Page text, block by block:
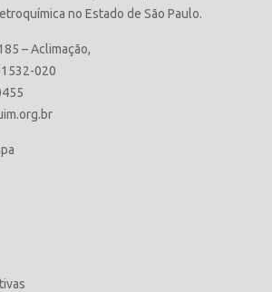
no Estado de São Paulo.
– Aclimação,
020